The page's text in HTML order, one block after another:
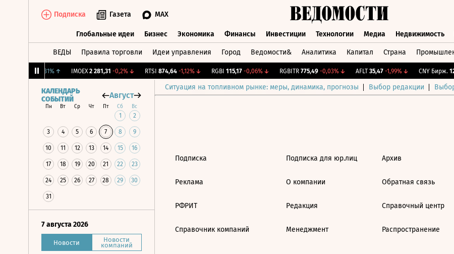
Подписка Газета MAX
Глобальные идеи Бизнес Экономика Финансы Инвестиции Технологии Медиа Недвижимость
ВЕДЫ Правила торговли Идеи управления Город Ведомости& Аналитика Капитал Страна
+1,31%↑ IMOEX 2 281,31 -0,2%↓ RTSI 874,64 -1,12%↓ RGBI 115,17 -0,06%↓ RGBITR 775,49 -0,03%↓ AFLT 35,47 -1,99%↓ CNY Бирж.
Ситуация на топливном рынке: меры, динамика, прогнозы Выбор редакции
КАЛЕНДАРЬ
СОБЫТИЙ
Август
Пн Вт Ср Чт Пт Сб Вс
1 2
3 4 5 6 7 8 9
10 11 12 13 14 15 16
17 18 19 20 21 22 23
24 25 26 27 28 29 30
31
7 августа 2026
Новости Новости
компаний
Подписка
Реклама
РФРИТ
Справочник компаний
Подписка для юр.лиц
О компании
Редакция
Менеджмент
Архив
Обратная связь
Справочный центр
Распространение